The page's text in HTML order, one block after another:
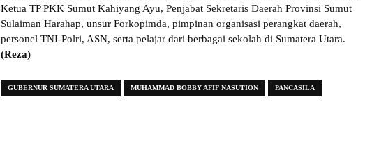
Ketua TP PKK Sumut Kahiyang Ayu, Penjabat Sekretaris Daerah Provinsi Sumut
Sulaiman Harahap, unsur Forkopimda, pimpinan organisasi perangkat daerah,
personel TNI-Polri, ASN, serta pelajar dari berbagai sekolah di Sumatera Utara.
(Reza)
GUBERNUR SUMATERA UTARA MUHAMMAD BOBBY AFIF NASUTION PANCASILA